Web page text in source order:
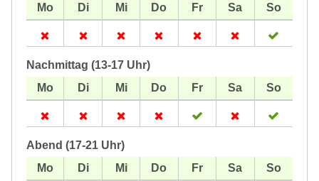
Nachmittag (13-17 Uhr)
Abend (17-21 Uhr)